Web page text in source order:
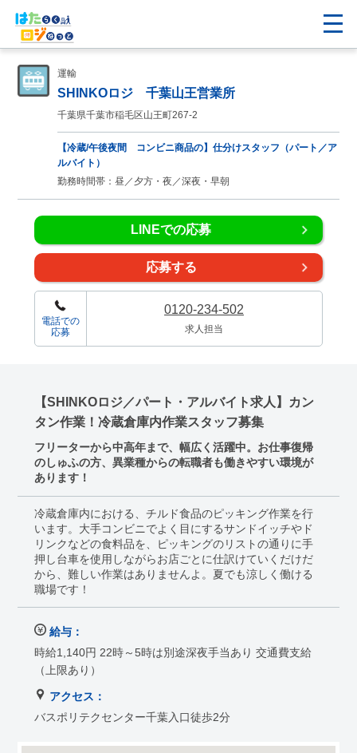
運輸
SHINKOロジ 千葉山王営業所
千葉県千葉市稲毛区山王町267-2
【冷蔵/午後夜間 コンビニ商品の】仕分けスタッフ（パート／ア
ルバイト）
勤務時間帯：昼／夕方・夜／深夜・早朝
LINEでの応募
応募する
電話での
応募
0120-234-502
求人担当
【SHINKOロジ／パート・アルバイト求人】カン
タン作業！冷蔵倉庫内作業スタッフ募集
フリーターから中高年まで、幅広く活躍中。お仕事復帰
のしゅふの方、異業種からの転職者も働きやすい環境が
あります！
冷蔵倉庫内における、チルド食品のピッキング作業を行
います。大手コンビニでよく目にするサンドイッチやド
リンクなどの食料品を、ピッキングのリストの通りに手
押し台車を使用しながらお店ごとに仕訳けていくだけだ
から、難しい作業はありませんよ。夏でも涼しく働ける
職場です！
給与：
時給1,140円 22時～5時は別途深夜手当あり 交通費支給
（上限あり）
アクセス：
バスポリテクセンター千葉入口徒歩2分